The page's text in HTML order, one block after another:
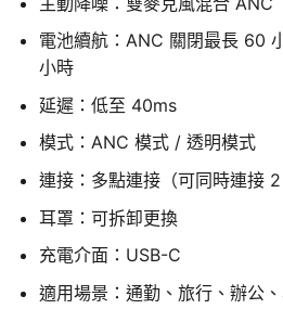
電池續航：ANC 關閉最長 60
小時
延遲：低至 40ms
模式：ANC 模式 / 透明模式
連接：多點連接（可同時連接 2
耳罩：可拆卸更換
充電介面：USB-C
適用場景：通勤、旅行、辦公